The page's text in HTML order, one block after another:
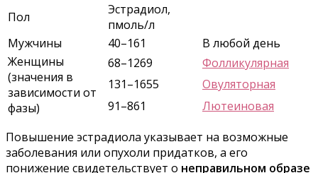
Пол
Эстрадиол,
пмоль/л
Мужчины
40–161
В любой день
Женщины
(значения в
зависимости от
фазы)
68–1269
Фолликулярная
131–1655
Овуляторная
91–861
Лютеиновая
Повышение эстрадиола указывает на возможные
заболевания или опухоли придатков, а его
понижение свидетельствует о неправильном образе